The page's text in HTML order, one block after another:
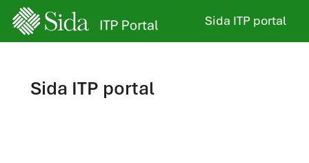
Salta al contenido principal
Sida ITP portal
Sida ITP portal